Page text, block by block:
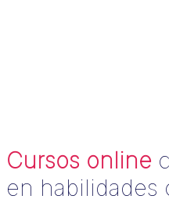
Cursos online
en habilidades